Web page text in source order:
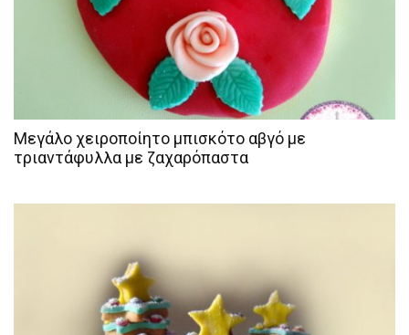
Μεγάλο χειροποίητο μπισκότο αβγό με
τριαντάφυλλα με ζαχαρόπαστα